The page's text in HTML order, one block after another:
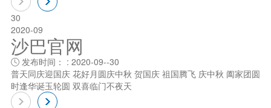
30
2020-09
沙巴官网
发布时间： : 2020-09--30
普天同庆迎国庆 花好月圆庆中秋 贺国庆 祖国腾飞 庆中秋 阖家团圆
时逢华诞玉轮圆 双喜临门不夜天